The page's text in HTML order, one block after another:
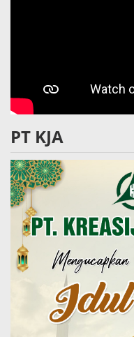
PT KJA